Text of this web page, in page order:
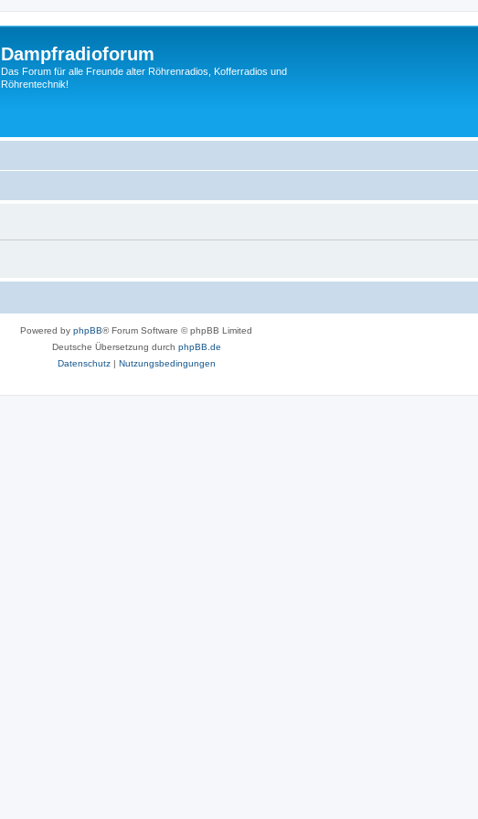
Dampfradioforum
Das Forum für alle Freunde alter Röhrenradios, Kofferradios und
Röhrentechnik!
Powered by phpBB® Forum Software © phpBB Limited
Deutsche Übersetzung durch phpBB.de
Datenschutz| Nutzungsbedingungen